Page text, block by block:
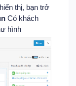
thị, bạn trở
Có khách
hình